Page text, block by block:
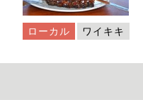
ローカル ワイキキ